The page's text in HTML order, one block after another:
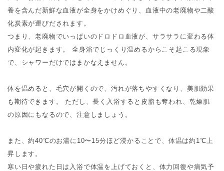
養を含んだ新鮮な血液が全身をかけめぐり、血液中の老廃物や二酸
化炭素が運びだされます。
つまり、老廃物でいっぱいのドロドロ血液が、サラサラに変わる体
内変化が起きます。 全身浴でじっくり温めるからこそ起こる現象
で、シャワーだけではまかなえません。
体を温めると、毛穴が開くので、汚れが落ちやすくなり、美肌効果
も期待できます。 ただし、長く入浴すると皮脂も奪われ、乾燥肌
の原因にもなるので、注意しましょう。
また、約40℃のお湯に10〜15分ほど浸かることで、体温は約1℃上
昇します。
寒い日や疲れた日は入浴で体温を上げておくと、体力回復や病気予